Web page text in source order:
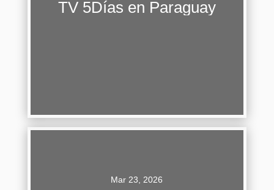
TV 5Días en Paraguay
familiar: pasos para proteger el patrimonio y
Mar 23, 2026